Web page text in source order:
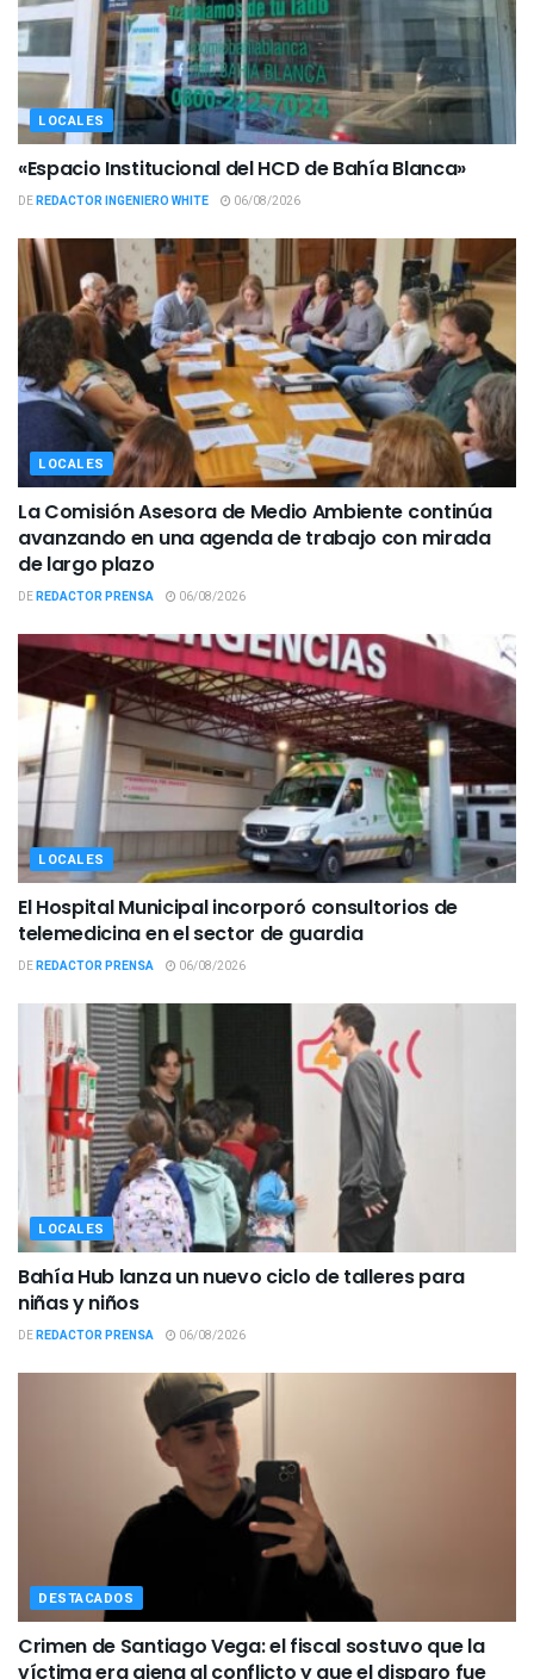
LOCALES
«Espacio Institucional del HCD de Bahía Blanca»
DEREDACTOR INGENIERO WHITE 06/08/2026
LOCALES
La Comisión Asesora de Medio Ambiente continúa
avanzando en una agenda de trabajo con mirada
de largo plazo
DEREDACTOR PRENSA 06/08/2026
LOCALES
El Hospital Municipal incorporó consultorios de
telemedicina en el sector de guardia
DEREDACTOR PRENSA 06/08/2026
LOCALES
Bahía Hub lanza un nuevo ciclo de talleres para
niñas y niños
DEREDACTOR PRENSA 06/08/2026
DESTACADOS
Crimen de Santiago Vega: el fiscal sostuvo que la
víctima era ajena al conflicto y que el disparo fue